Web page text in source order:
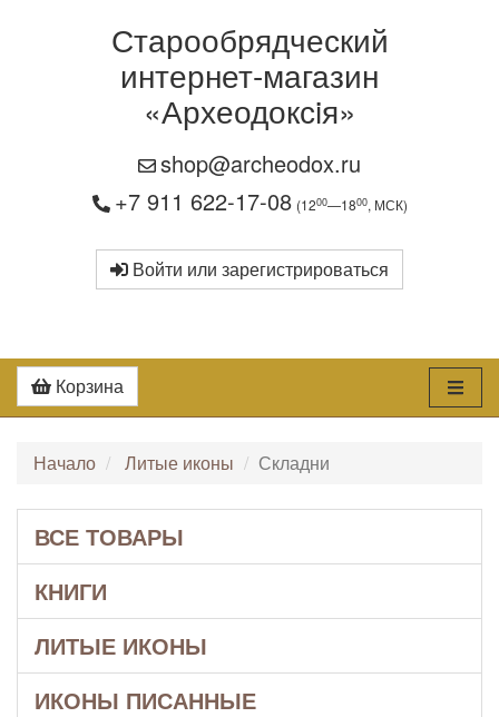
Старообрядческий
интернет-магазин
«Археодоксiя»
shop@archeodox.ru
+7 911 622-17-08 (1200—1800, МСК)
Войти или зарегистрироваться
Корзина
Начало Литые иконы Складни
ВСЕ ТОВАРЫ
КНИГИ
ЛИТЫЕ ИКОНЫ
ИКОНЫ ПИСАННЫЕ